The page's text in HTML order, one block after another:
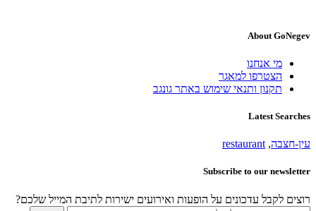
About GoNegev
מי אנחנו
הצטרפו למאגר
תקנון ותנאי שימוש באתר גונגב
Latest Searches
עין-חצבה,
restaurant
Subscribe to our newsletter
רוצים לקבל עדכונים על הופעות ואירועים ישירות לתיבת המייל שלכם?